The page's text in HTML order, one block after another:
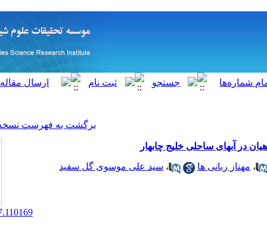
برگشت به فهرست نسخه ها
سید علی موسوی گل سفید
‎ 10.22092/ISFJ.2017.110169